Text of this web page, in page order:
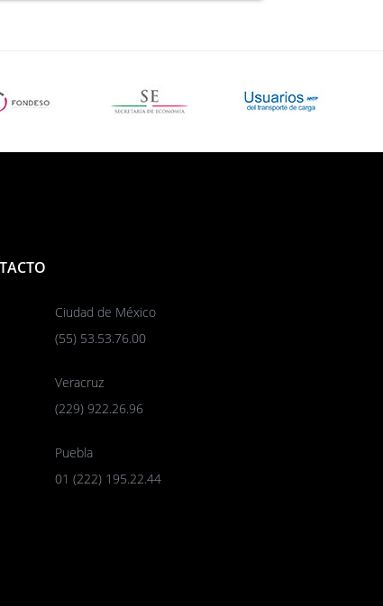
Ciudad de México
(55) 53.53.76.00
Veracruz
(229) 922.26.96
Puebla
01 (222) 195.22.44